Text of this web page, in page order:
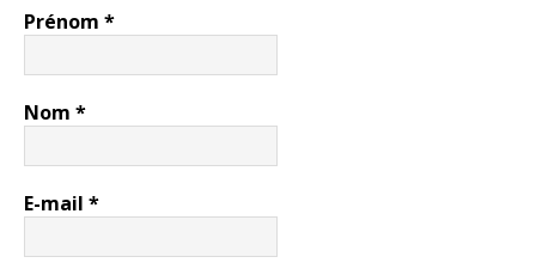
Prénom *
Nom *
E-mail *